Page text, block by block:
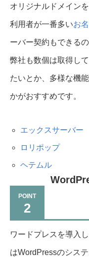
オリジナルドメイン
利用者が一番多いお
ーバー契約もできる
弊社も数個は取得し
たいとか、多様な機
かがおすすめです。
エックスサーバー
ロリポップ
ヘテムル
2
ワードプレスを導入
はWordPressのシス